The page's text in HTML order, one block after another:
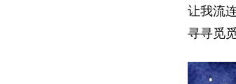
让我流连
寻寻觅